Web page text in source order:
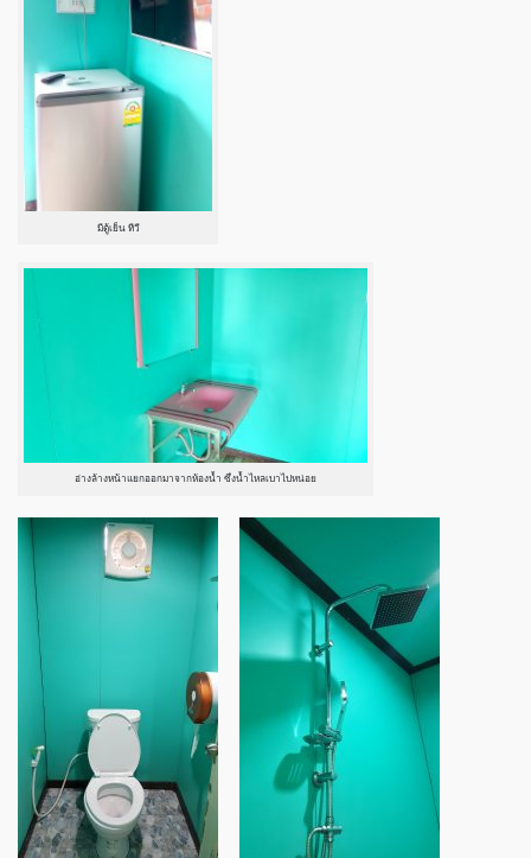
มีตู้เย็น ทีวี
อ่างล้างหน้าแยกออกมาจากห้องน้ำ ซึ่งน้ำไหลเบาไปหน่อย